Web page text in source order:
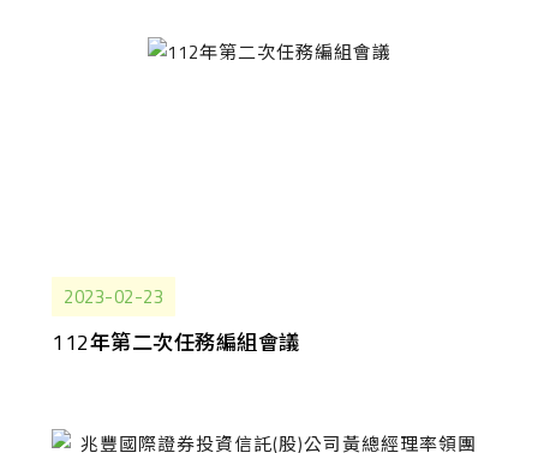
2023-02-23
112年第二次任務編組會議